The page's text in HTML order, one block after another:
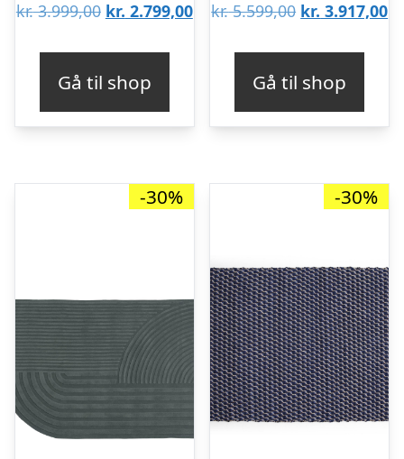
kr.3.999,00 Den
var:
kr. 3.999,00.
kr. 2.799,00Den
kr. 2.799,00.
Gå til shop
kr.5.599,00 Den
var:
kr. 5.599,00.
kr. 3.917,00
Gå til shop
-30% -30%